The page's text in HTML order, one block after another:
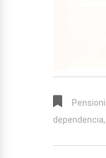
dependencia,